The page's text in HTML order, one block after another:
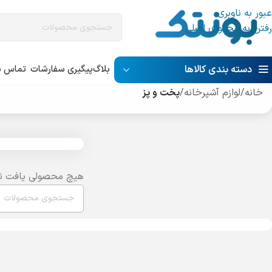
عبور به ناوبری
رفتن به محتوای اصلی
دسته بندی کالاها بلاگپیگیری سفارشات تماس
خانه/لوازم آشپرخانه/پخت و پز
هیچ محصولی یافت